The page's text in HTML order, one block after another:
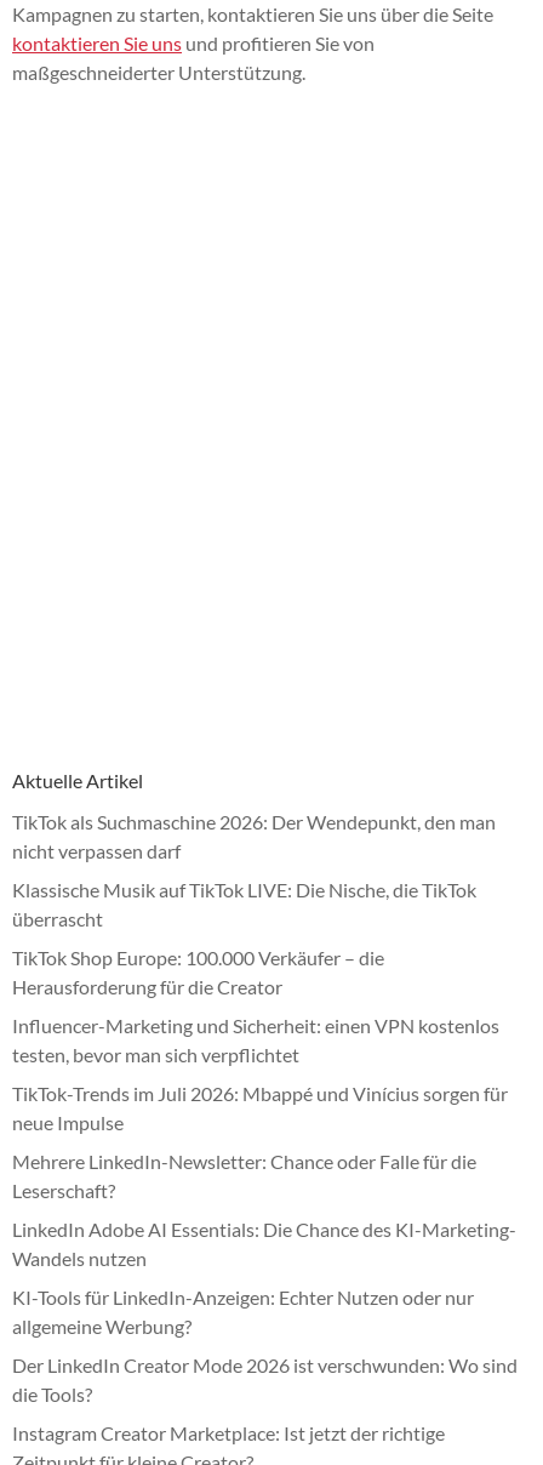
Kampagnen zu starten, kontaktieren Sie uns über die Seite
kontaktieren Sie uns und profitieren Sie von
maßgeschneiderter Unterstützung.
Aktuelle Artikel
TikTok als Suchmaschine 2026: Der Wendepunkt, den man
nicht verpassen darf
Klassische Musik auf TikTok LIVE: Die Nische, die TikTok
überrascht
TikTok Shop Europe: 100.000 Verkäufer – die
Herausforderung für die Creator
Influencer-Marketing und Sicherheit: einen VPN kostenlos
testen, bevor man sich verpflichtet
TikTok-Trends im Juli 2026: Mbappé und Vinícius sorgen für
neue Impulse
Mehrere LinkedIn-Newsletter: Chance oder Falle für die
Leserschaft?
LinkedIn Adobe AI Essentials: Die Chance des KI-Marketing-
Wandels nutzen
KI-Tools für LinkedIn-Anzeigen: Echter Nutzen oder nur
allgemeine Werbung?
Der LinkedIn Creator Mode 2026 ist verschwunden: Wo sind
die Tools?
Instagram Creator Marketplace: Ist jetzt der richtige